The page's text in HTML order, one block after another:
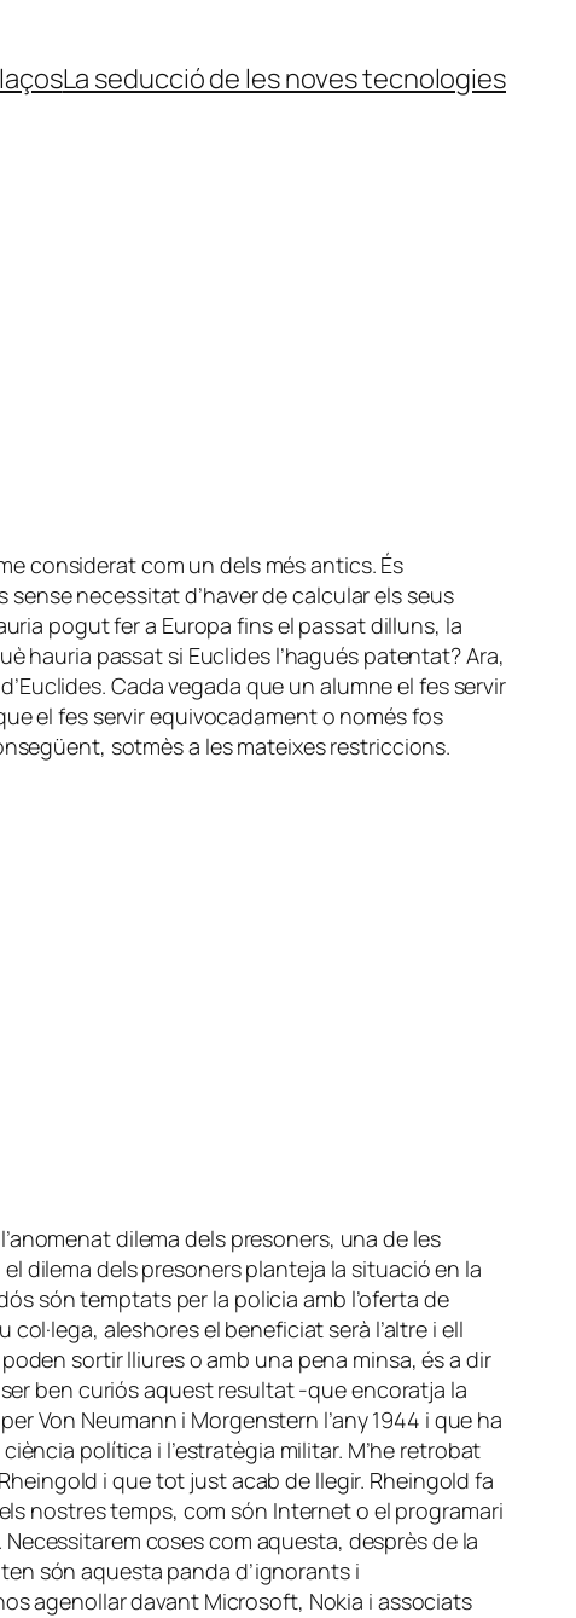
La seducció de les noves tecnologies
considerat com un dels més antics. És
necessitat d’haver de calcular els seus
pogut fer a Europa fins el passat dilluns, la
hauria passat si Euclides l’hagués patentat? Ara,
Cada vegada que un alumne el fes servir
el fes servir equivocadament o només fos
sotmès a les mateixes restriccions.
dilema dels presoners, una de les
dilema dels presoners planteja la situació en la
són temptats per la policia amb l’oferta de
aleshores el beneficiat serà l’altre i ell
sortir lliures o amb una pena minsa, és a dir
ben curiós aquest resultat -que encoratja la
Von Neumann i Morgenstern l’any 1944 i que ha
política i l’estratègia militar. M’he retrobat
i que tot just acab de llegir. Rheingold fa
nostres temps, com són Internet o el programari
coses com aquesta, desprès de la
són aquesta panda d’ignorants i
agenollar davant Microsoft, Nokia i associats